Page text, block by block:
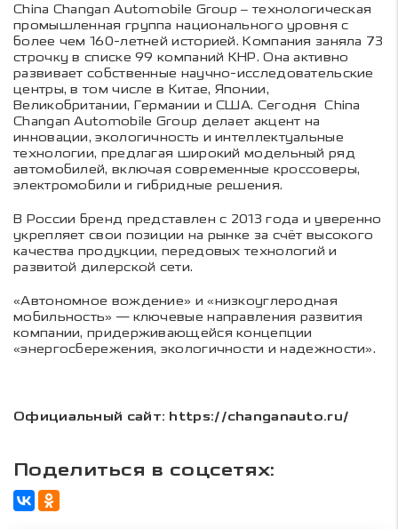
China Changan Automobile Group – технологическая
промышленная группа национального уровня с
более чем 160-летней историей. Компания заняла 73
строчку в списке 99 компаний КНР. Она активно
развивает собственные научно-исследовательские
центры, в том числе в Китае, Японии,
Великобритании, Германии и США. Сегодня China
Changan Automobile Group делает акцент на
инновации, экологичность и интеллектуальные
технологии, предлагая широкий модельный ряд
автомобилей, включая современные кроссоверы,
электромобили и гибридные решения.
В России бренд представлен с 2013 года и уверенно
укрепляет свои позиции на рынке за счёт высокого
качества продукции, передовых технологий и
развитой дилерской сети.
«Автономное вождение» и «низкоуглеродная
мобильность» — ключевые направления развития
компании, придерживающейся концепции
«энергосбережения, экологичности и надежности».
Официальный сайт: https://changanauto.ru/
Поделиться в соцсетях: